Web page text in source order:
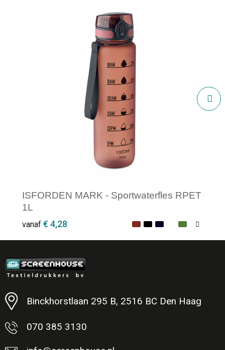
ISFORDEN MARK - Sportwaterfles RPET
1L
vanaf € 4,28
Minimale afname: 1
Binckhorstlaan 295 B, 2516 BC Den Haag
070 385 3130